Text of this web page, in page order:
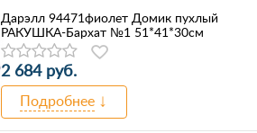
Дарэлл 94471фиолет Домик пухлый
РАКУШКА-Бархат №1 51*41*30см
2 684 руб.
Подробнее